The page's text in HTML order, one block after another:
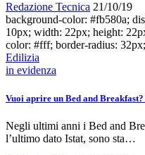
Redazione Tecnica 21/10/19
background-color: #fb580a;
10px; width: 22px; height:
color: #fff; border-radius: 32px;
Edilizia
in evidenza
Vuoi aprire un Bed and
Negli ultimi anni i Bed and
l’ultimo dato Istat, sono sta…